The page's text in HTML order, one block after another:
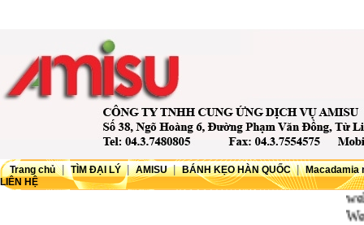
Trang chủ | TÌM ĐẠI LÝ | AMISU | BÁNH KẸO HÀN QUỐC | Macadamia
LIÊN HỆ